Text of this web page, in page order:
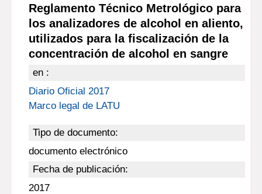
Reglamento Técnico Metrológico para
los analizadores de alcohol en aliento,
utilizados para la fiscalización de la
concentración de alcohol en sangre
en :
Diario Oficial 2017
Marco legal de LATU
Tipo de documento:
documento electrónico
Fecha de publicación:
2017